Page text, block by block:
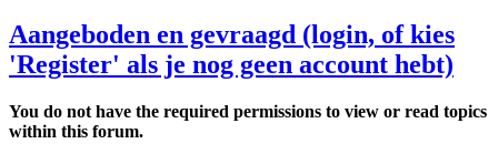
Aangeboden en gevraagd (login, of kies
'Register' als je nog geen account hebt)
You do not have the required permissions to view or read topics
within this forum.